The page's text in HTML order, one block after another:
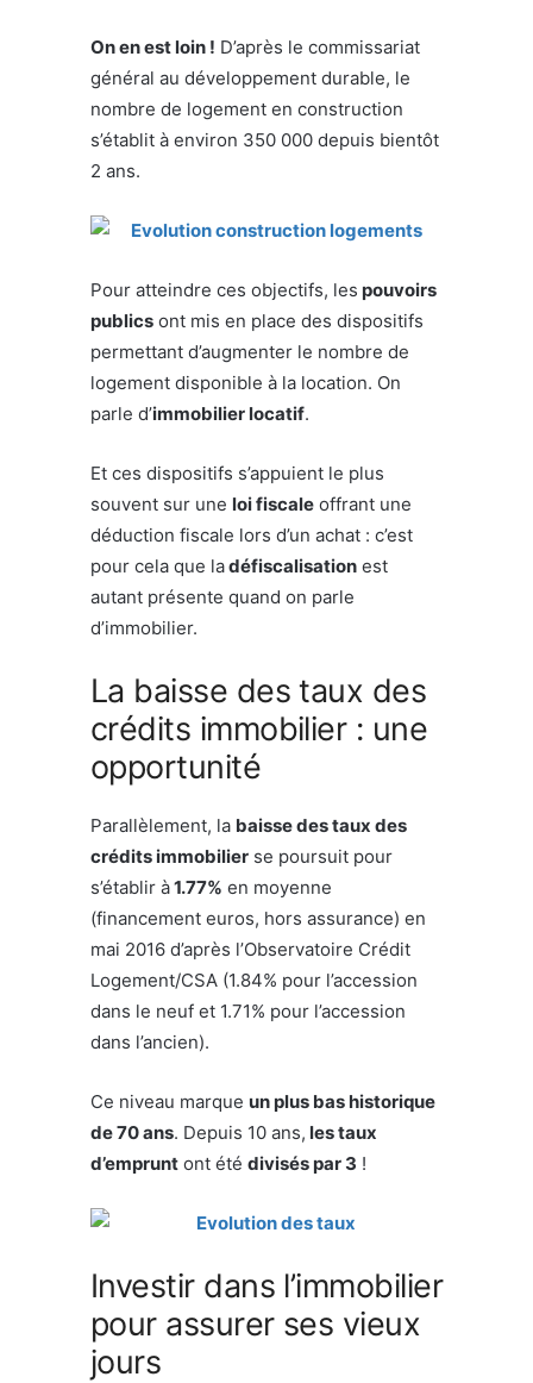
On en est loin ! D’après le commissariat
général au développement durable, le
nombre de logement en construction
s’établit à environ 350 000 depuis bientôt
2 ans.
Pour atteindre ces objectifs, les pouvoirs
publics ont mis en place des dispositifs
permettant d’augmenter le nombre de
logement disponible à la location. On
parle d’immobilier locatif.
Et ces dispositifs s’appuient le plus
souvent sur une loi fiscale offrant une
déduction fiscale lors d’un achat : c’est
pour cela que ladéfiscalisation est
autant présente quand on parle
d’immobilier.
La baisse des taux des
crédits immobilier : une
opportunité
Parallèlement, la baisse des taux des
crédits immobilier se poursuit pour
s’établir à1.77% en moyenne
(financement euros, hors assurance) en
mai 2016 d’après l’Observatoire Crédit
Logement/CSA (1.84% pour l’accession
dans le neuf et 1.71% pour l’accession
dans l’ancien).
Ce niveau marque un plus bas historique
de 70 ans. Depuis 10 ans, les taux
d’emprunt ont été divisés par 3 !
Investir dans l’immobilier
pour assurer ses vieux
jours